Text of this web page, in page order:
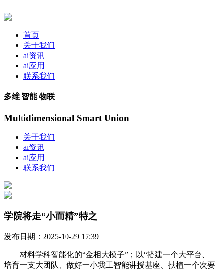
首页
关于我们
ai资讯
ai应用
联系我们
多维 智能 物联
Multidimensional Smart Union
关于我们
ai资讯
ai应用
联系我们
学院将走“小而精”特之
发布日期：2025-10-29 17:39
材料学科智能化的“金相大模子”；以“搭建一个大平台、
培育一支大团队、做好一小我工智能讲授基座、扶植一个次要